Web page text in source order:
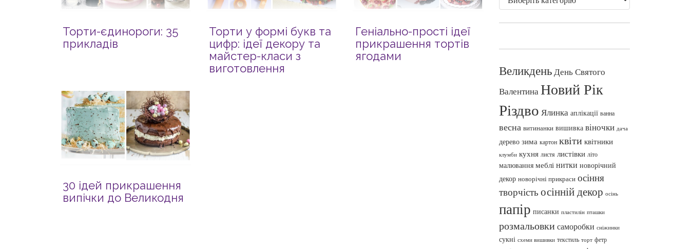
Торти-єдинороги: 35
прикладів
Торти у формі букв та
цифр: ідеї декору та
майстер-класи з
виготовлення
Геніально-прості ідеї
прикрашення тортів
ягодами
30 ідей прикрашення
випічки до Великодня
ВеликденьДень Святого
ВалентинаНовий Рік
Різдво Ялинка аплікації ванна
весна витинанки вишивка віночки дача
дерево зима картон квіти квітники
клумби кухня листя листівки літо
малювання меблі нитки новорічний
декор новорічні прикраси осіння
творчість осінній декор осінь
папір писанки пластилін пташки
розмальовки саморобки сніжинки
сукні схеми вишивки текстиль торт фетр